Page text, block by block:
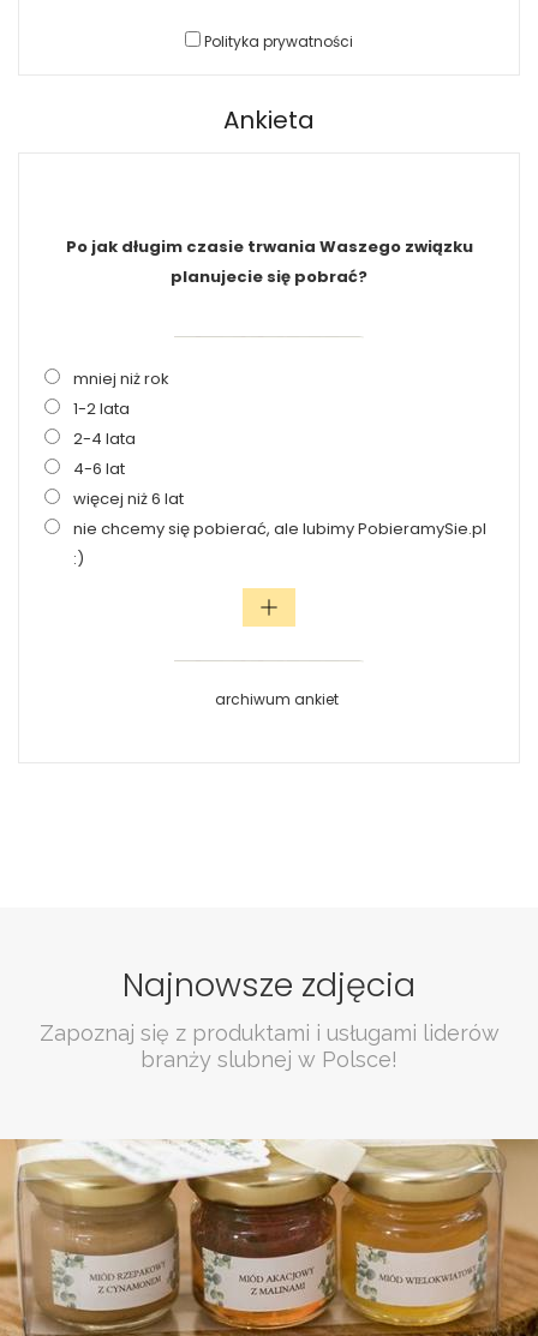
Polityka prywatności
Ankieta
Po jak długim czasie trwania Waszego związku
planujecie się pobrać?
mniej niż rok
1-2 lata
2-4 lata
4-6 lat
więcej niż 6 lat
nie chcemy się pobierać, ale lubimy PobieramySie.pl
:)
archiwum ankiet
Najnowsze zdjęcia
Zapoznaj się z produktami i usługami liderów
branży slubnej w Polsce!